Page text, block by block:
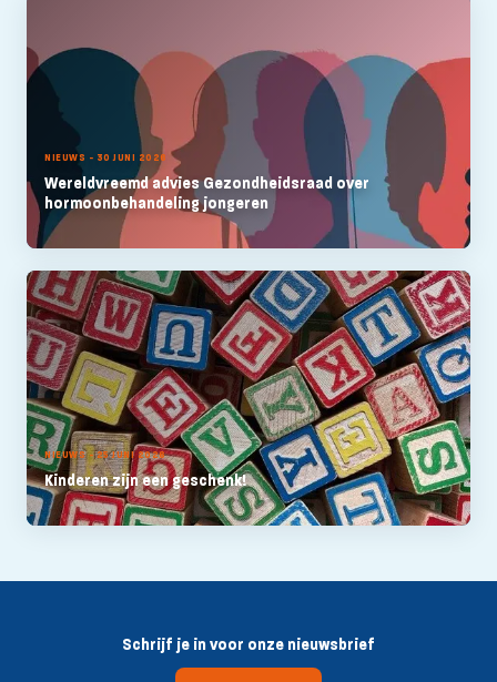
NIEUWS - 30 JUNI 2026
Wereldvreemd advies Gezondheidsraad over
hormoonbehandeling jongeren
NIEUWS - 25 JUNI 2026
Kinderen zijn een geschenk!
Schrijf je in voor onze nieuwsbrief